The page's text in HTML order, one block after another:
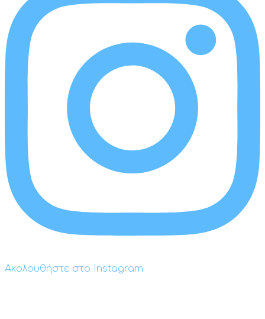
Ακολουθήστε στο Instagram